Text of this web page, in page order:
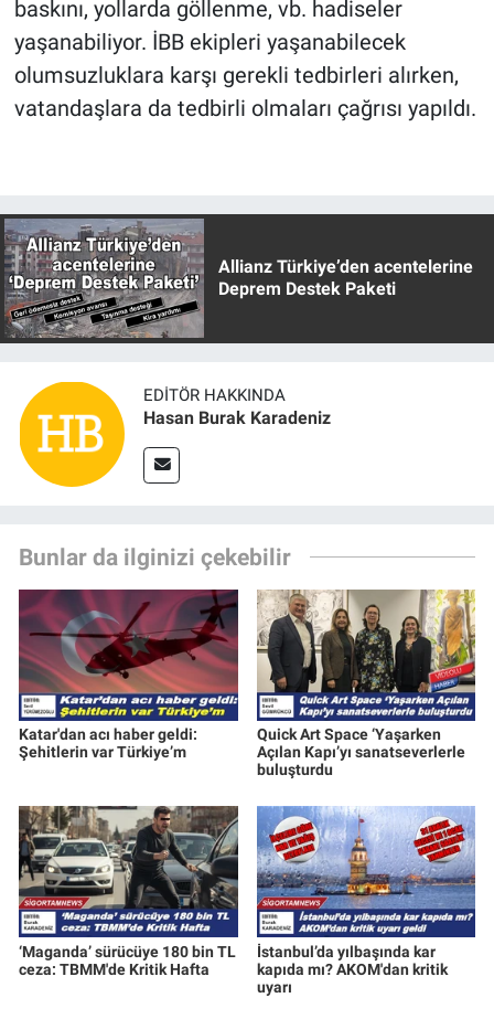
baskını, yollarda göllenme, vb. hadiseler
yaşanabiliyor. İBB ekipleri yaşanabilecek
olumsuzluklara karşı gerekli tedbirleri alırken,
vatandaşlara da tedbirli olmaları çağrısı yapıldı.
Allianz Türkiye’den acentelerine
Deprem Destek Paketi
EDITÖR HAKKINDA
Hasan Burak Karadeniz
Bunlar da ilginizi çekebilir
Katar'dan acı haber geldi:
Şehitlerin var Türkiye’m
Quick Art Space ‘Yaşarken
Açılan Kapı’yı sanatseverlerle
buluşturdu
‘Maganda’ sürücüye 180 bin TL
ceza: TBMM'de Kritik Hafta
İstanbul’da yılbaşında kar
kapıda mı? AKOM'dan kritik
uyarı